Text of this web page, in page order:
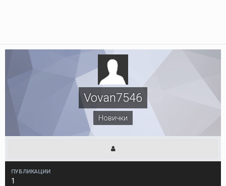
Vovan7546
Новички
ПУБЛИКАЦИИ
1